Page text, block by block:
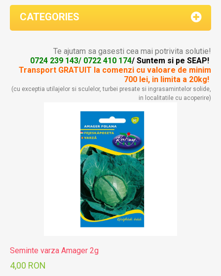
CATEGORIES
Te ajutam sa gasesti cea mai potrivita solutie!
0724 239 143/ 0722 410 174/ Suntem si pe SEAP!
Transport GRATUIT la comenzi cu valoare de minim
700 lei, in limita a 20kg!
(cu exceptia utilajelor si sculelor, turbei presate si ingrasamintelor solide,
in localitatile cu acoperire)
Seminte varza Amager 2g
4,00 RON